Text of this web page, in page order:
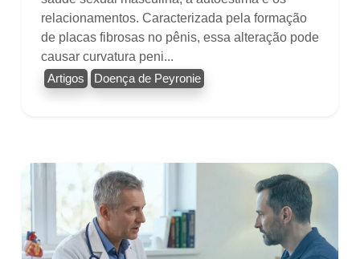
relacionamentos. Caracterizada pela formação
de placas fibrosas no pênis, essa alteração pode
causar curvatura peni...
Artigos Doença de Peyronie